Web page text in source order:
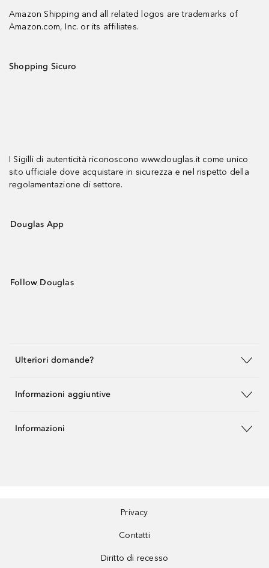
Amazon Shipping and all related logos are trademarks of
Amazon.com, Inc. or its affiliates.
Shopping Sicuro
I Sigilli di autenticità riconoscono www.douglas.it come unico
sito ufficiale dove acquistare in sicurezza e nel rispetto della
regolamentazione di settore.
Douglas App
Follow Douglas
Ulteriori domande?
Informazioni aggiuntive
Informazioni
Privacy
Contatti
Diritto di recesso